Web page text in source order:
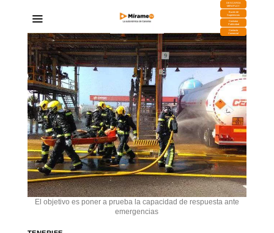
DESCARGA
MIRAPLAY
Buzón de
Sugerencias
Contratar
Publicidad
Contacto
Comercial
El objetivo es poner a prueba la capacidad de respuesta ante
emergencias